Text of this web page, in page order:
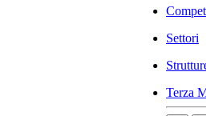
Settori
Terza